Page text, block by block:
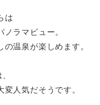
は
ラマビュー。
温泉が楽しめます。
人気だそうです。